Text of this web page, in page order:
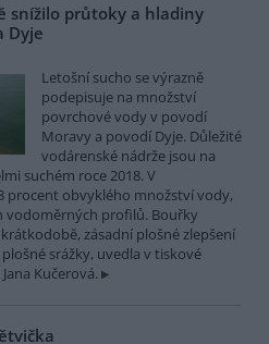
snížilo průtoky a hladiny
Dyje
Letošní sucho se výrazně
podepisuje na množství
povrchové vody v povodí
Moravy a povodí Dyje. Důležité
vodárenské nádrže jsou na
suchém roce 2018. V
procent obvyklého množství vody,
vodoměrných profilů. Bouřky
zásadní plošné zlepšení
srážky, uvedla v tiskové
Kučerová.